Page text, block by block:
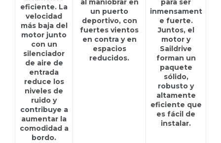
eficiente. La
velocidad
más baja del
motor junto
con un
silenciador
de aire de
entrada
reduce los
niveles de
ruido y
contribuye a
aumentar la
comodidad a
bordo.
al maniobrar en
un puerto
deportivo, con
fuertes vientos
en contra y en
espacios
reducidos.
para ser
inmensament
e fuerte.
Juntos, el
motor y
Saildrive
forman un
paquete
sólido,
robusto y
altamente
eficiente que
es fácil de
instalar.